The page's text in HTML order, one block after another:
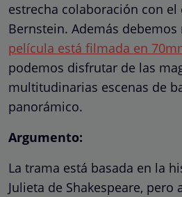
estrecha colaboración con
Bernstein. Además
película está filmada en
podemos disfrutar de las
multitudinarias escenas de
panorámico.
Argumento:
La trama está basada en la
Julieta de Shakespeare, pero